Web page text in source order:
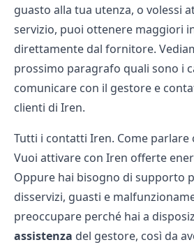
guasto alla tua utenza, o volessi
servizio, puoi ottenere maggiori
direttamente dal fornitore.
prossimo paragrafo quali sono i
comunicare con il gestore e
clienti di Iren.
Tutti i contatti Iren. Come
Vuoi attivare con Iren offerte
Oppure hai bisogno di supporto
disservizi, guasti e
preoccupare perché hai a
assistenza del gestore, così da